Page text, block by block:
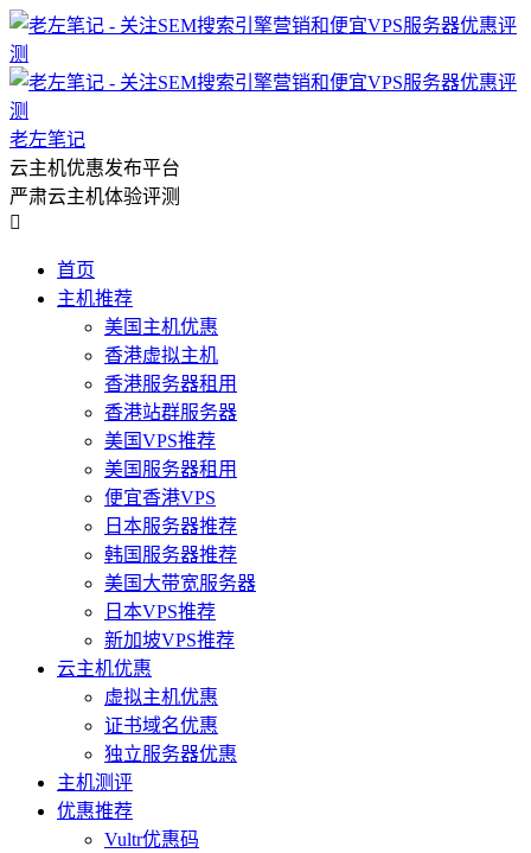
老左笔记
云主机优惠发布平台
严肃云主机体验评测

首页
主机推荐
美国主机优惠
香港虚拟主机
香港服务器租用
香港站群服务器
美国VPS推荐
美国服务器租用
便宜香港VPS
日本服务器推荐
韩国服务器推荐
美国大带宽服务器
日本VPS推荐
新加坡VPS推荐
云主机优惠
虚拟主机优惠
证书域名优惠
独立服务器优惠
主机测评
优惠推荐
Vultr优惠码